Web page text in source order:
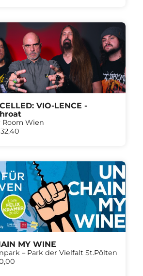
VIO-LENCE -
Room Wien
MY WINE
– Park der Vielfalt St.Pölten